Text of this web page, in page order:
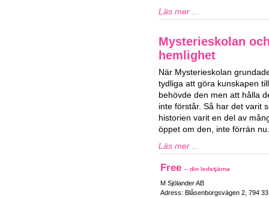
Läs mer ...
Mysterieskolan
hemlighet
När Mysterieskolan
tydliga att göra kunskapen
behövde den men att hålla
inte förstår. Så har det varit
historien varit en del av
öppet om den, inte förrän nu.
Läs mer ...
Free – din ledstjärna
M Sjölander AB
Adress: Blåsenborgsvägen 2, 794